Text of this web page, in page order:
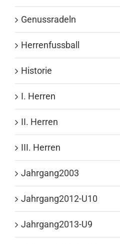
Genussradeln
Herrenfussball
Historie
I. Herren
II. Herren
III. Herren
Jahrgang2003
Jahrgang2012-U10
Jahrgang2013-U9